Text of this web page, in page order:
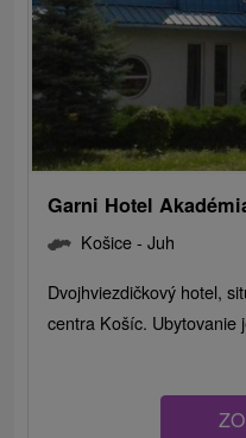
Garni Hotel
Košice - Juh
Dvojhviezdičkový hotel,
centra Košíc. Ubytovanie